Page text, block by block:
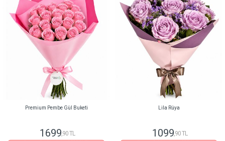
Premium Pembe Gül Buketi
1699,90 TL
Lila Rüya
1099,90 TL